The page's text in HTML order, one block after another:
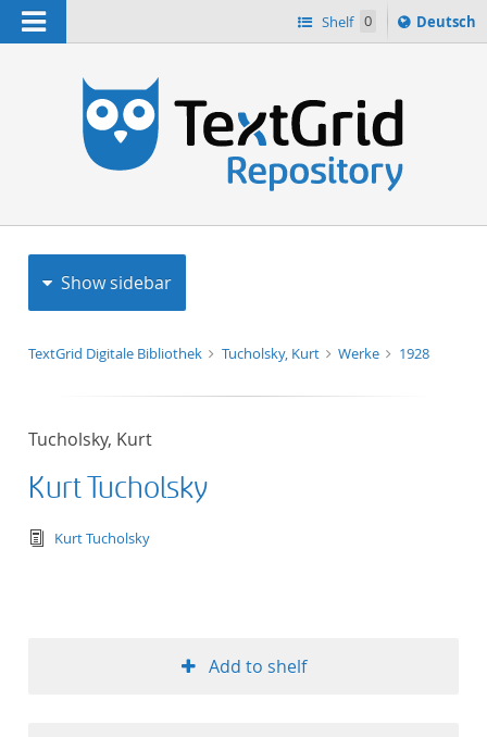
Navigation Shelf 0
Sprache
ï¿½ndern
Deutsch
Show sidebar
TextGrid Digitale Bibliothek Tucholsky, Kurt Werke 1928
Tucholsky, Kurt
Kurt Tucholsky
text/tg.edition+tg.aggregation+xml
Kurt Tucholsky
Add to shelf